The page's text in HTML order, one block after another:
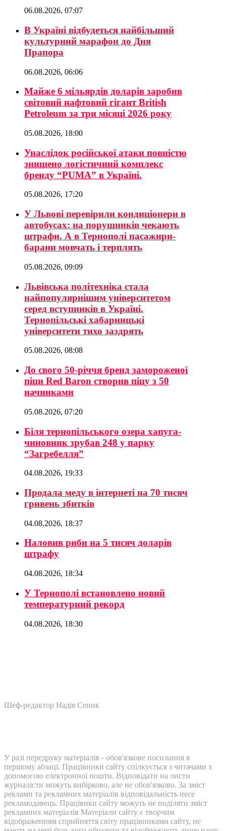
06.08.2026, 07:07
В Україні відбудеться найбільший
культурний марафон до Дня
Прапора
06.08.2026, 06:06
Майже 6 мільярдів доларів заробив
світовий нафтовий гігант British
Petroleum за три місяці 2026 року
05.08.2026, 18:00
Унаслідок російської атаки повністю
знищено логістичний комплекс
бренду “PUMA” в Україні.
05.08.2026, 17:20
У Львові перевірили кондиціонери в
автобусах: на порушників чекають
штрафи. А в Тернополі пасажири-
барани мовчать і терплять
05.08.2026, 09:09
Львівська політехніка стала
найпопулярнішим університетом
серед вступників в Україні.
Тернопільські хабарницькі
університети тихо заздрять
05.08.2026, 08:08
До свого 50-річчя бренд замороженої
піци Red Baron створив піцу з 50
начинками
05.08.2026, 07:20
Біля тернопільського озера хапуга-
чиновник зрубав 248 у парку
“Загребелля”
04.08.2026, 19:33
Продала меду в інтернеті на 70 тисяч
гривень збитків
04.08.2026, 18:37
Наловив риби на 5 тисяч доларів
штрафу
04.08.2026, 18:34
У Тернополі встановлено новий
температурний рекорд
04.08.2026, 18:30
Шеф-редактор Надія Сеник
У разі передруку матеріалів - обов'язкове посилання в
першому абзаці. Працівники сайту спілкується з читачами з
допомогою електронної пошти. Відповідати на листи
журналісти можуть вибірково, але не обов'язково. За зміст
реклами та рекламних матеріалів відповідальність несе
рекламодавець. Працівнки сайту можуть не поділяти зміст
рекламних матеріалів Матеріали сайту є творчим
відображенням сприйняття світу працівниками сайту, не